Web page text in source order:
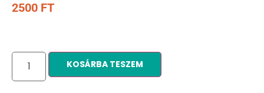
2500 FT
KOSÁRBA TESZEM